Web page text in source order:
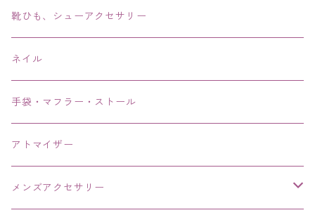
アンクレット
靴ひも、シューアクセサリー
ネイル
手袋・マフラー・ストール
アトマイザー
メンズアクセサリー